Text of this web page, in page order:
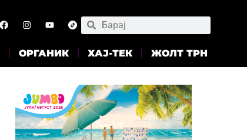
ОРГАНИК ХАЈ-ТЕК ЖОЛТ ТРН